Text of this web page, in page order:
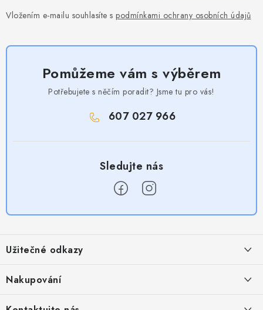
Vložením e-mailu souhlasíte s podmínkami ochrany osobních údajů
Pomůžeme vám s výběrem
Potřebujete s něčím poradit? Jsme tu pro vás!
607 027 966
p
a
Užitečné odkazy
Obchodní podmínky
Nakupování
Časté otázky